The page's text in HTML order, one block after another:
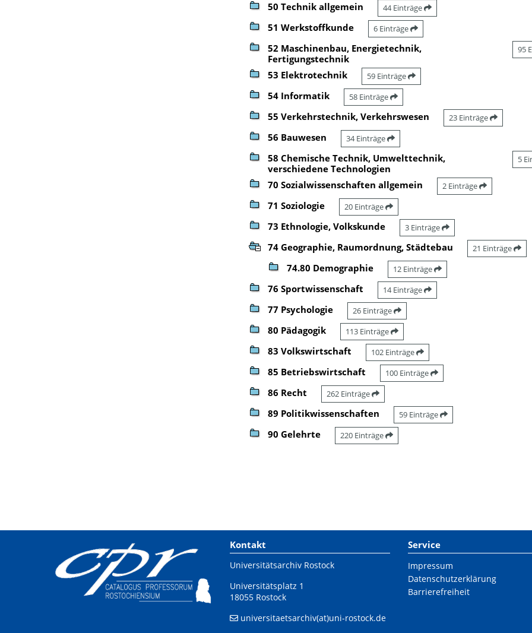
50 Technik allgemein 44 Einträge
51 Werkstoffkunde 6 Einträge
52 Maschinenbau, Energietechnik,
Fertigungstechnik
95
53 Elektrotechnik 59 Einträge
54 Informatik 58 Einträge
55 Verkehrstechnik, Verkehrswesen 23 Einträge
56 Bauwesen 34 Einträge
58 Chemische Technik, Umwelttechnik,
verschiedene Technologien
5
70 Sozialwissenschaften allgemein 2 Einträge
71 Soziologie 20 Einträge
73 Ethnologie, Volkskunde 3 Einträge
74 Geographie, Raumordnung, Städtebau 21 Einträge
74.80 Demographie 12 Einträge
76 Sportwissenschaft 14 Einträge
77 Psychologie 26 Einträge
80 Pädagogik 113 Einträge
83 Volkswirtschaft 102 Einträge
85 Betriebswirtschaft 100 Einträge
86 Recht 262 Einträge
89 Politikwissenschaften 59 Einträge
90 Gelehrte 220 Einträge
Kontakt
Universitätsarchiv Rostock
Universitätsplatz 1
18055 Rostock
universitaetsarchiv(at)uni-rostock.de
Service
Impressum
Datenschutzerklärung
Barrierefreiheit